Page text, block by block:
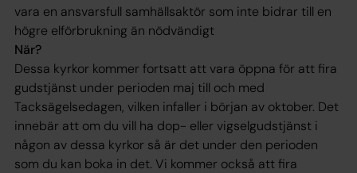
vara en ansvarsfull samhällsaktör som inte bidrar till en
högre elförbrukning än nödvändigt
När?
Dessa kyrkor kommer fortsatt att vara öppna för att fira
gudstjänst under perioden maj till och med
Tacksägelsedagen, vilken infaller i början av oktober. Det
innebär att om du vill ha dop- eller vigselgudstjänst i
någon av dessa kyrkor så är det under den perioden
som du kan boka in det. Vi kommer också att fira